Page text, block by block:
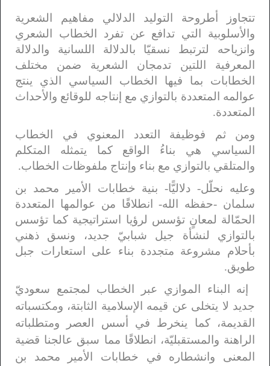
تتجاوز أطروحة التوليد الدلالي مفاهيم الشعرية
والأسلوبية التي تدافع عن تفرد الخطاب الشعري
وانزياحه لترتبط نسقيّا بالدلالة اللسانية والدلالة
المعرفية اللتين تدمجان الشعرية ضمن مختلف
الخطابات بما فيها الخطاب السياسي الذي ينتج
عوالمه المتعددة بالتوازي مع إنتاجه للوقائع والأحداث
المتعددة.
ومن ثم فوظيفة التعدد المعنوي في الخطاب
السياسي هي بناءُ الواقع كما يتمثله المتكلم
والمتلقي بالتوازي مع بناء وإنتاج ملفوظات الخطاب.
وعليه نحلّل- دلاليًّا- بنية خطابات الأمير محمد بن
سلمان -حفظه الله- انطلاقًا من عوالمها المتعددة
الحمّالة لمعانٍ تؤسس لرؤيا استراتيجية كما تؤسس
بالتوازي لنشأة جيل شبابيّ جديد، ونسق ذهني
بأحلام مشروعة متجددة بناء على استعارات جبل
طويق.
إنه البناء الموازي عبر الخطاب لمجتمع سعوديّ
جديد لا يتخلى عن قيمه الإسلامية الثابتة، ومكتسباته
القديمة، كما ينخرط في أسس العصر ومتطلباته
الراهنة والمستقبليّة، انطلاقًا مما سبق عالجنا قضية
المعنى وانشطاره في خطابات الأمير محمد بن